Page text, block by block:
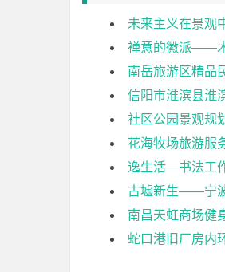
未来主义在景观
禅意的徽派——
南岳旅游区精品
信阳市淮滨县淮
社区公园景观规
花海牧场旅游服
逸生活—书法工
古墟新生——宁
南昌天虹商场健
蛇口港旧厂房内